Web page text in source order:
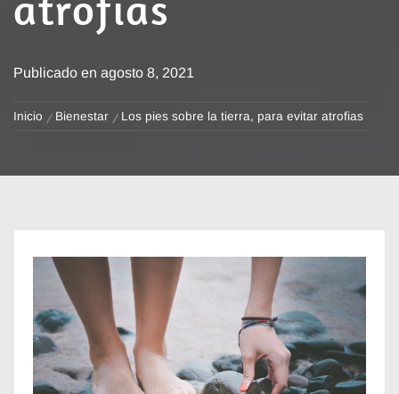
Publicado en agosto 8, 2021
Inicio Bienestar Los pies sobre la tierra, para evitar atrofias